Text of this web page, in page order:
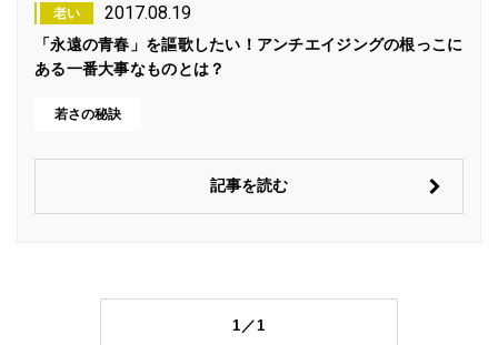
老い 2017.08.19
「永遠の青春」を謳歌したい！アンチエイジングの根っこに
ある一番大事なものとは？
若さの秘訣
記事を読む
1／1